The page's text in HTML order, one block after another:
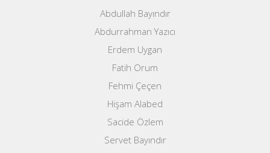
Abdullah Bayındır
Abdurrahman Yazıcı
Erdem Uygan
Fatih Orum
Fehmi Çeçen
Hişam Alabed
Sacide Özlem
Servet Bayındır